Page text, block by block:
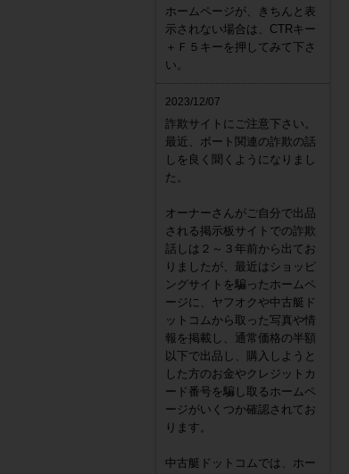
ホームページが、きちんと表
示されない場合は、CTRキー
＋Ｆ５キーを押してみて下さ
い。
2023/12/07
詐欺サイトにご注意下さい。
最近、ボート関連の詐欺の話
しを良く聞くようになりまし
た。
オーナーさんがご自分で出品
される掲示板サイトでの詐欺
話しは２～３年前から出てお
りましたが、最近はショッピ
ングサイトを騙ったホームペ
ージに、ヤフオクや中古艇ド
ットコムから取った写真や情
報を掲載し、通常価格の半額
以下で出品し、購入しようと
した方のお金やクレジットカ
ード番号を騙し取るホームペ
ージがいくつか確認されてお
ります。
中古艇ドットコムでは、ホー